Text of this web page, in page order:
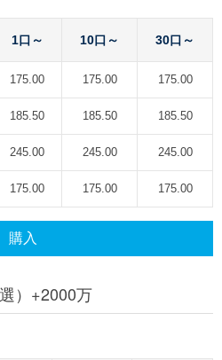
1口～ 10口～ 30口～
175.00 175.00 175.00
185.50 185.50 185.50
245.00 245.00 245.00
175.00 175.00 175.00
購入
）+2000万